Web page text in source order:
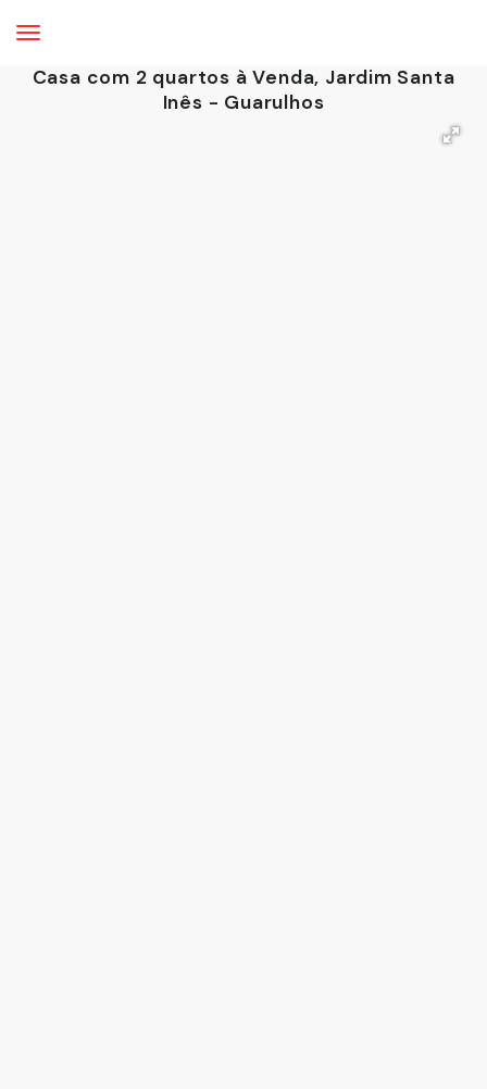
Casa com 2 quartos à Venda, Jardim Santa
Inês - Guarulhos